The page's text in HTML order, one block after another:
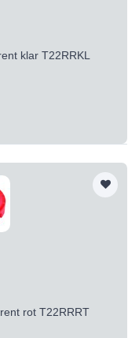
klar T22RRKL
rot T22RRRT